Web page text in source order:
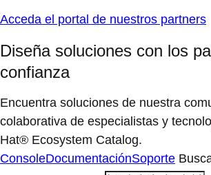
Acceda el portal de nuestros partners
Diseña soluciones con los
confianza
Encuentra soluciones de nuestra
colaborativa de especialistas y
Hat® Ecosystem Catalog.
ConsoleDocumentaciónSoporte